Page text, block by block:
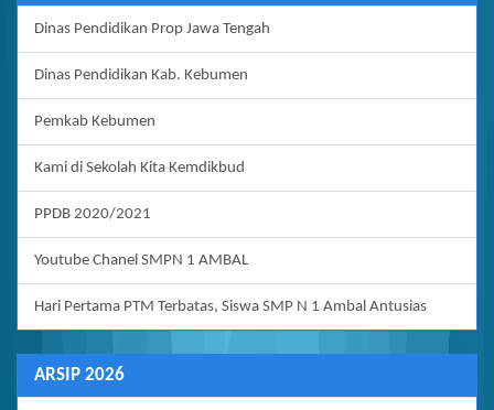
Dinas Pendidikan Prop Jawa Tengah
Dinas Pendidikan Kab. Kebumen
Pemkab Kebumen
Kami di Sekolah Kita Kemdikbud
PPDB 2020/2021
Youtube Chanel SMPN 1 AMBAL
Hari Pertama PTM Terbatas, Siswa SMP N 1 Ambal Antusias
ARSIP 2026